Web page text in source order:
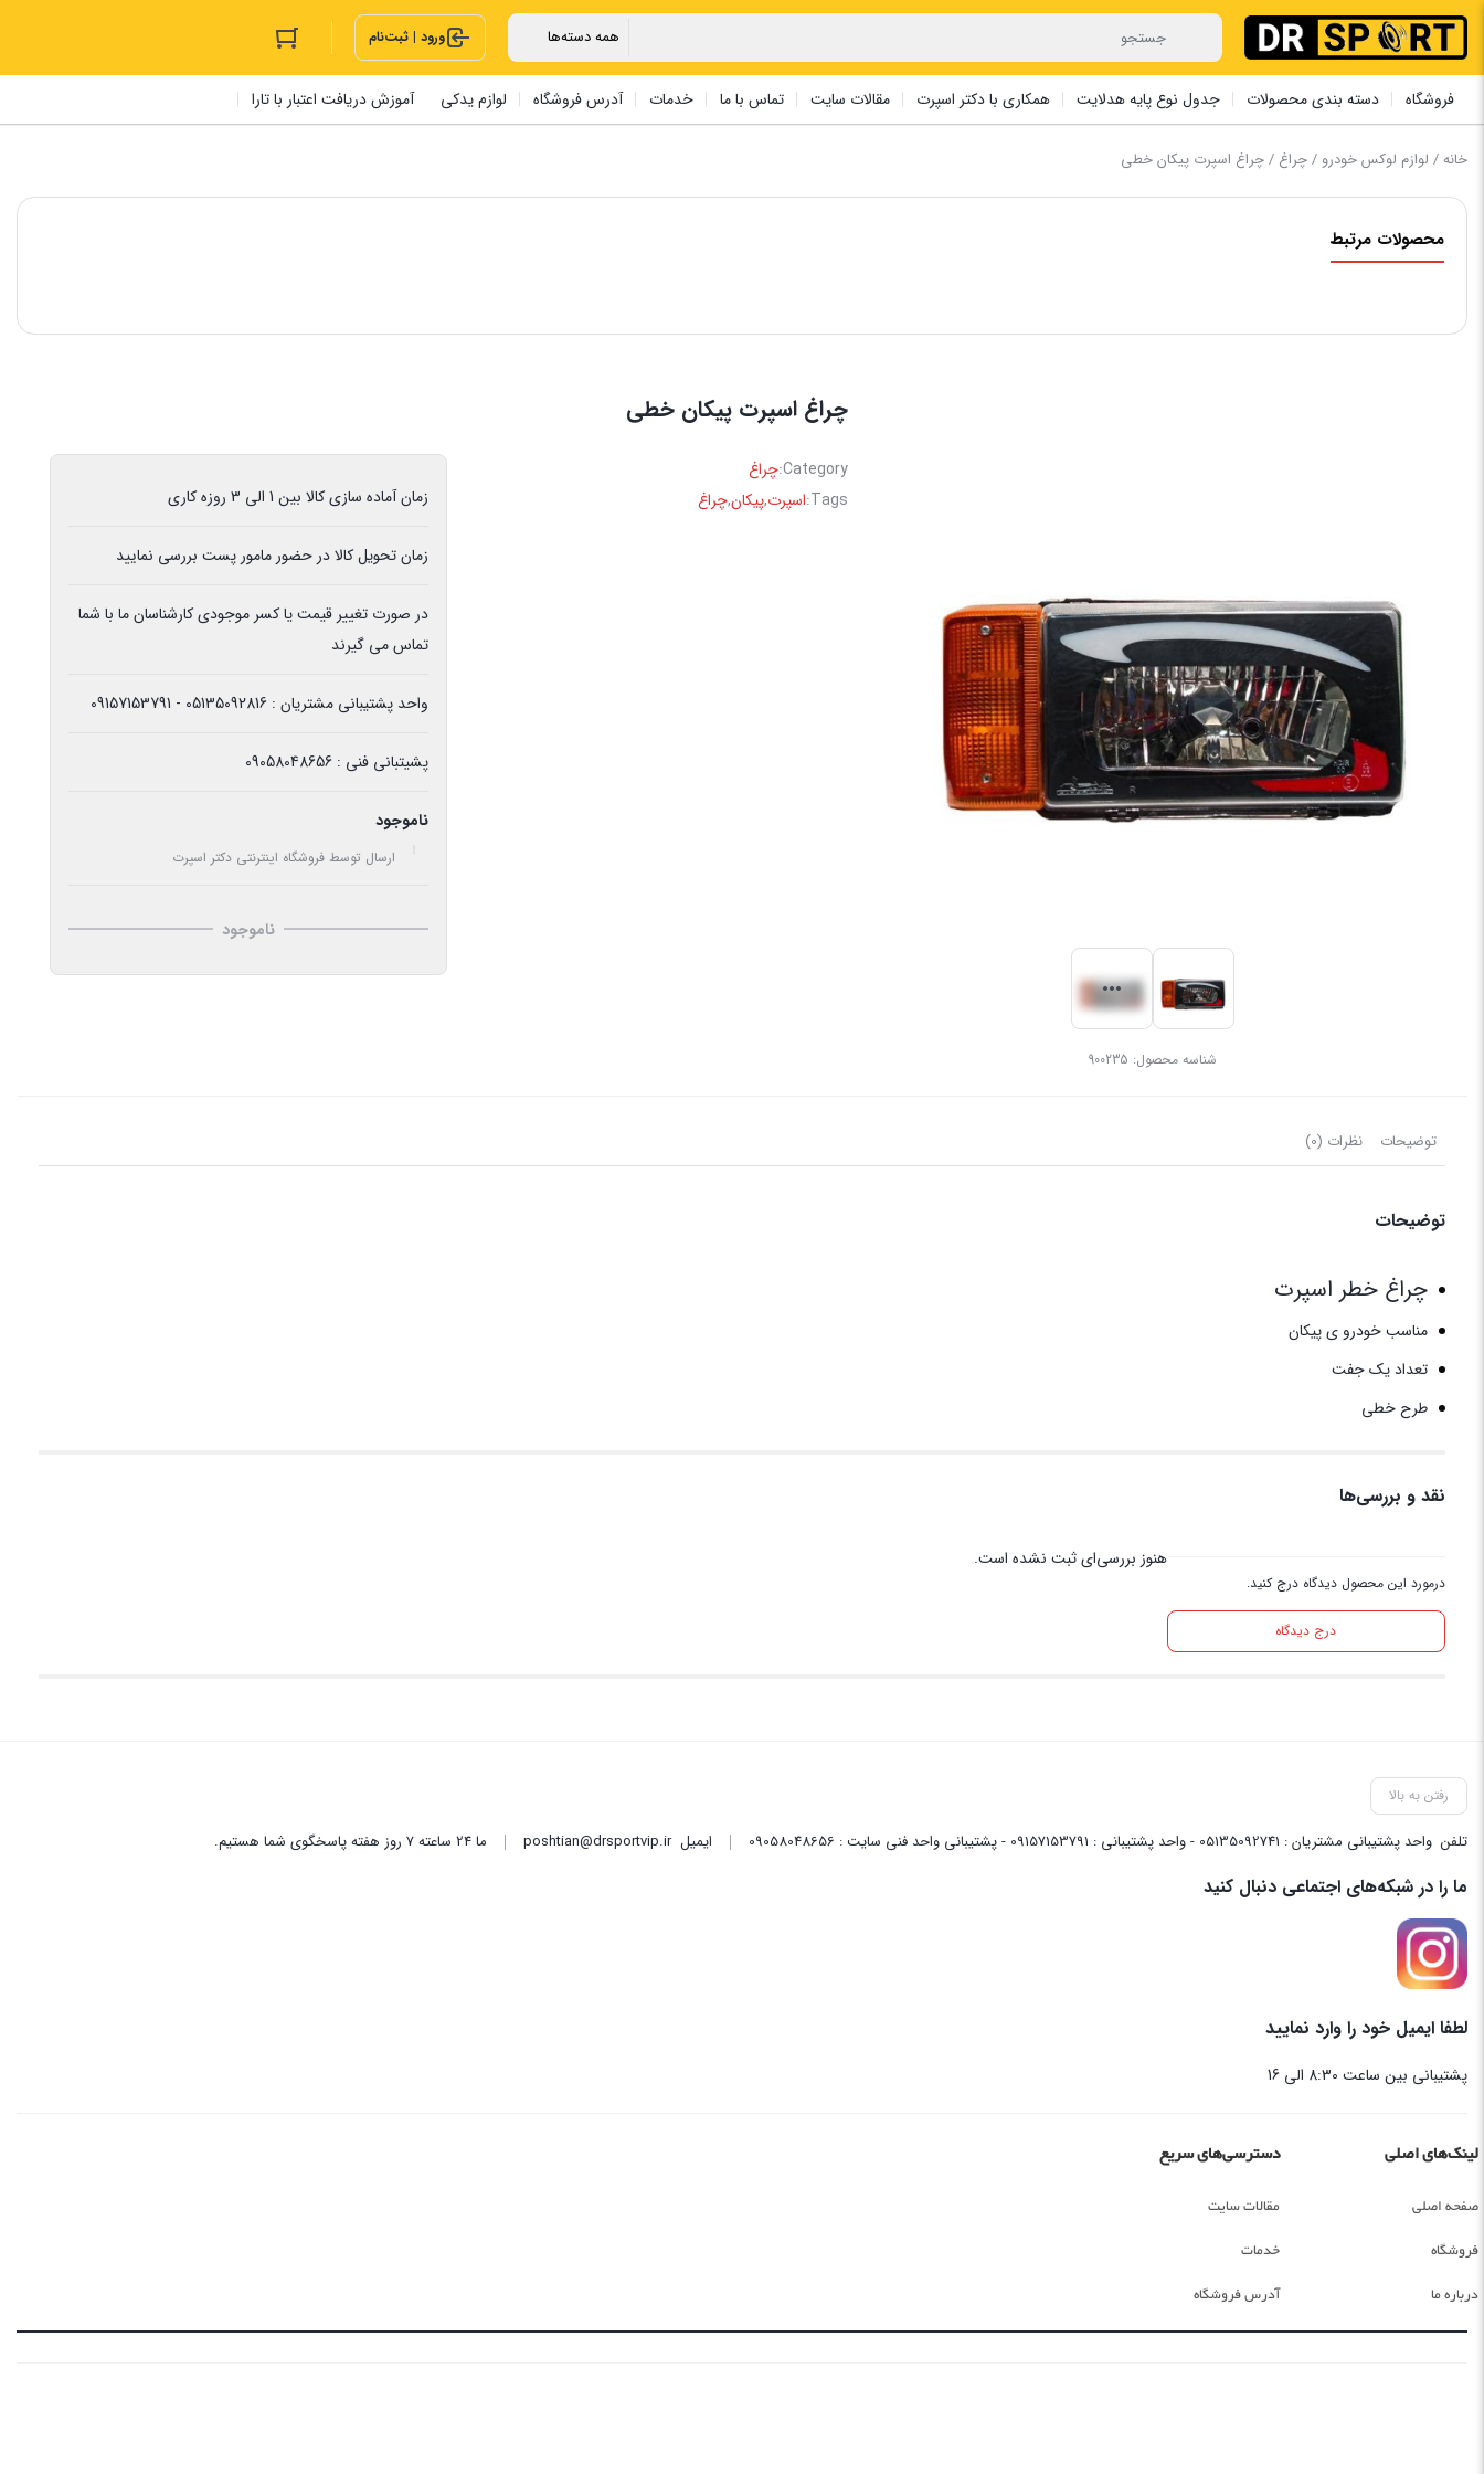
ورود | ثبت‌نام
فروشگاه دسته بندی محصولات جدول نوع پایه هدلایت همکاری با دکتر اسپرت مقالات سایت تماس با ما خدمات آدرس فروشگاه لوازم یدکی آموزش دریافت اعتبار با تارا
خانه/ لوازم لوکس خودرو /چراغ / چراغ اسپرت پیکان خطی
محصولات مرتبط
شناسه محصول: 900235
چراغ اسپرت پیکان خطی
Category:چراغ
Tags: اسپرت,پیکان,چراغ زمان آماده سازی کالا بین 1 الی 3 روزه کاری
زمان تحویل کالا در حضور مامور پست بررسی نمایید
در صورت تغییر قیمت یا کسر موجودی کارشناسان ما با شما
تماس می گیرند
واحد پشتیبانی مشتریان : 05135092816 - 09157153791
پشیتبانی فنی : 09058048656
ناموجود
ارسال توسط فروشگاه اینترنتی دکتر اسپرت
ناموجود
توضیحات نظرات (0)
توضیحات
چراغ خطر اسپرت
مناسب خودرو ی پیکان
تعداد یک جفت
طرح خطی
نقد و بررسی‌ها
درمورد این محصول دیدگاه درج کنید.
درج دیدگاه
هنوز بررسی‌ای ثبت نشده است.
رفتن به بالا
تلفن واحد پشتیبانی مشتریان : 05135092741 - واحد پشتیبانی : 09157153791 - پشتیبانی واحد فنی سایت : 09058048656 ایمیلposhtian@drsportvip.ir ما 24 ساعته 7 روز هفته پاسخگوی شما هستیم.
ما را در شبکه‌های اجتماعی دنبال کنید
لطفا ایمیل خود را وارد نمایید
پشتیبانی بین ساعت 8:30 الی 16
لینک‌های اصلی
صفحه اصلی
فروشگاه
درباره ما
دسترسی‌های سریع
مقالات سایت
خدمات
آدرس فروشگاه